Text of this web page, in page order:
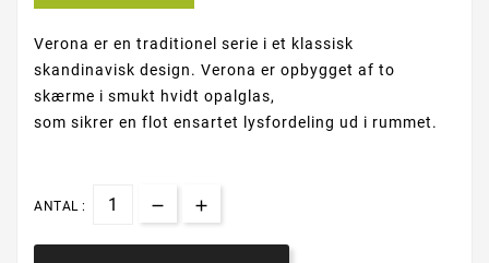
Verona er en traditionel serie i et klassisk
skandinavisk design. Verona er opbygget af to
skærme i smukt hvidt opalglas,
som sikrer en flot ensartet lysfordeling ud i rummet.
ANTAL :